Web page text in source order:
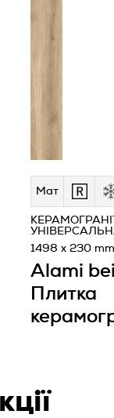
Мат
Alami
Плитка
1498 x 230